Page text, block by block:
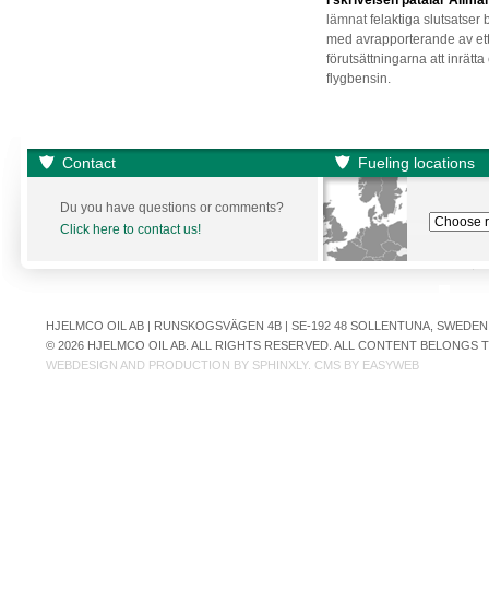
lämnatfelaktiga slutsatser
med avrapporterande av
förutsättningarna att
flygbensin.
Contact Fueling locations
Du you have questions or comments?
Click here to contact us!
HJELMCO OIL AB | RUNSKOGSVÄGEN 4B | SE-192 48 SOLLENTUNA,
© 2026 HJELMCO OIL AB. ALL RIGHTS RESERVED. ALL CONTENT
WEBDESIGN AND PRODUCTION BY SPHINXLY. CMS BY EASYWEB